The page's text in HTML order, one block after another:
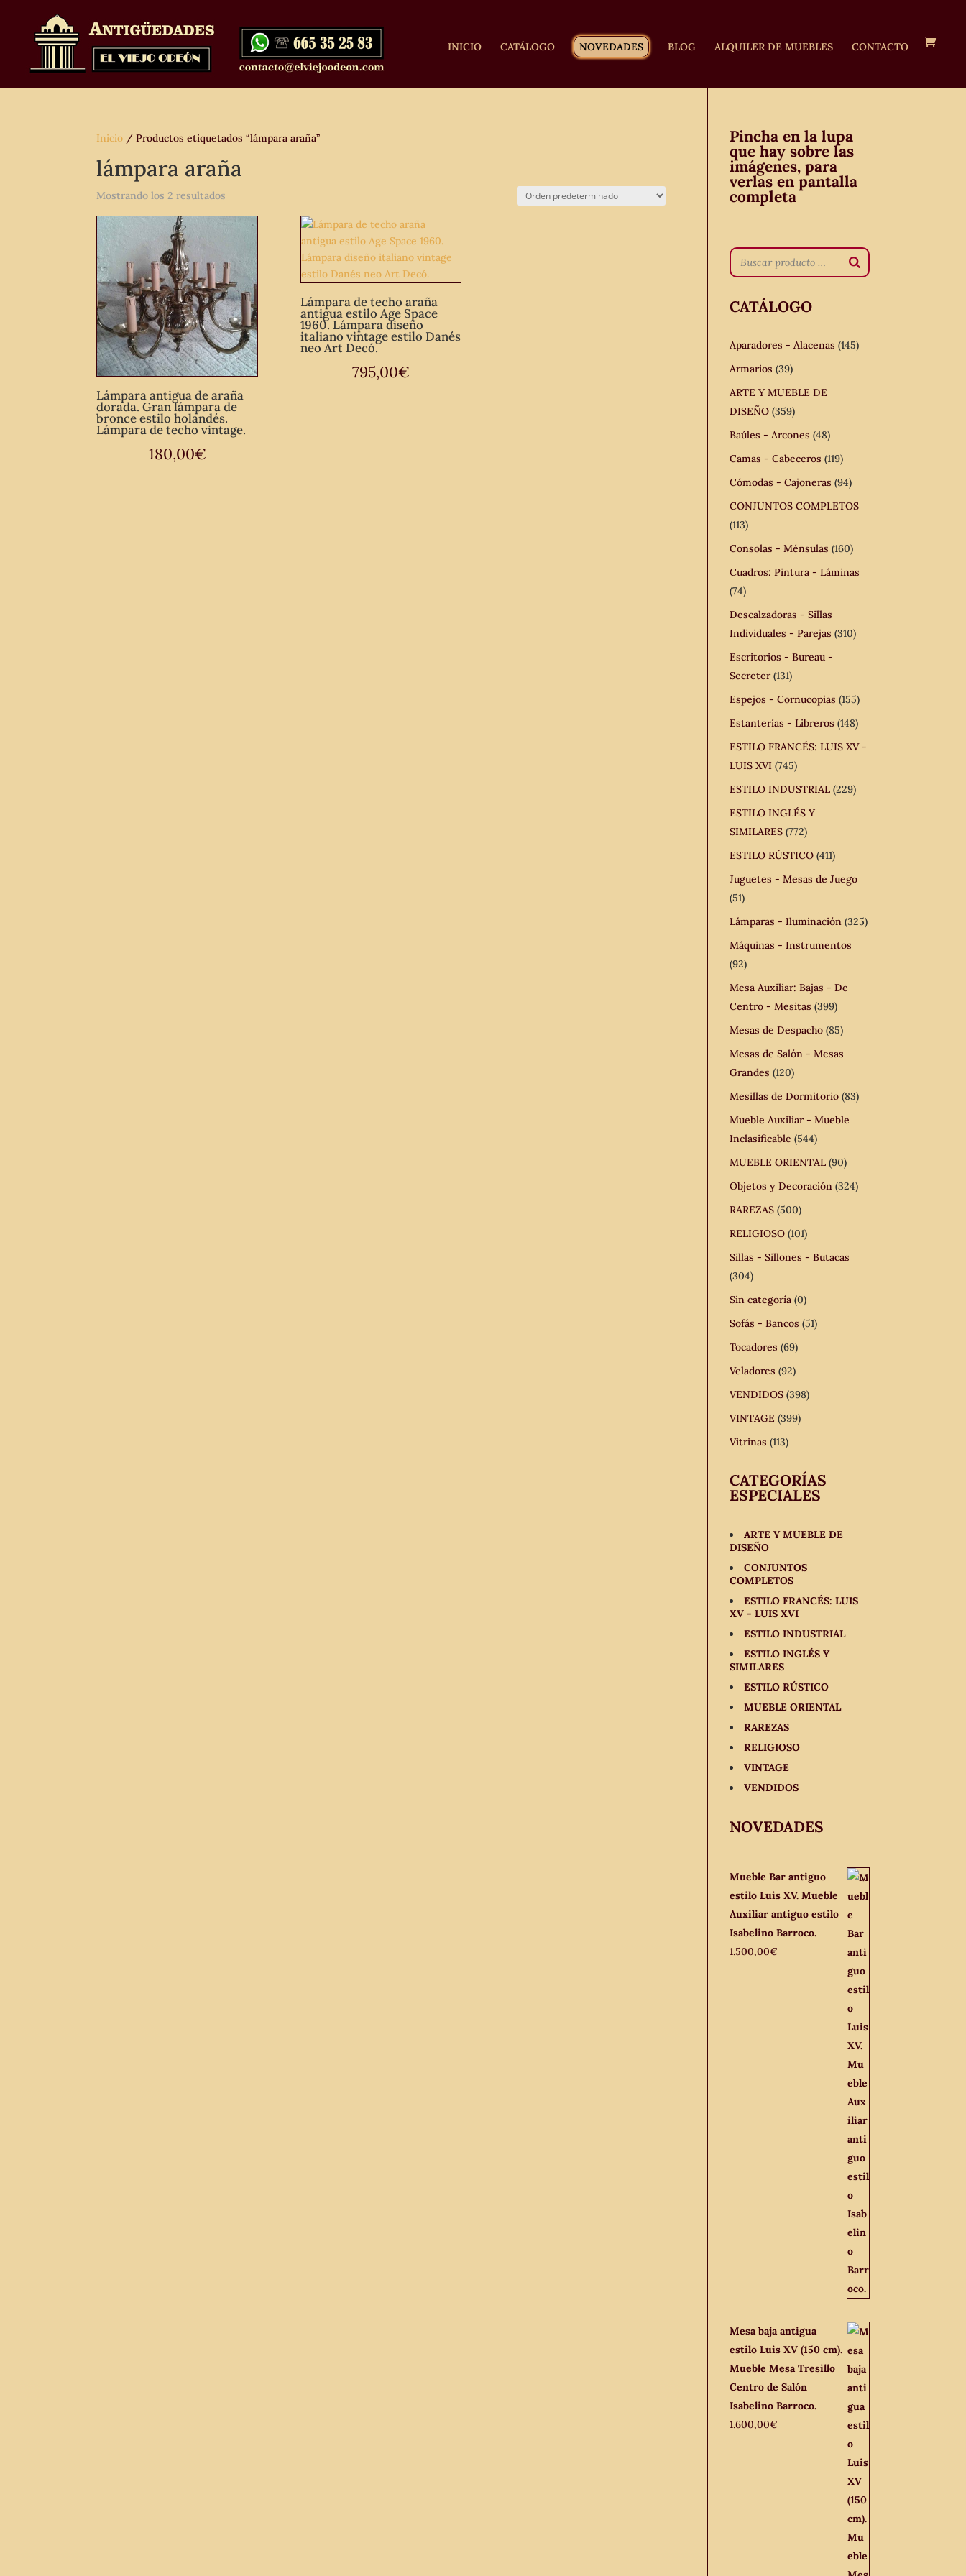
INICIO CATÁLOGO NOVEDADES BLOG ALQUILER DE MUEBLES CONTACTO
Inicio / Productos etiquetados “lámpara araña”
lámpara araña
Mostrando los 2 resultados
Lámpara antigua de araña
dorada. Gran lámpara de
bronce estilo holandés.
Lámpara de techo vintage.
180,00€
Lámpara de techo araña
antigua estilo Age Space
1960. Lámpara diseño
italiano vintage estilo Danés
neo Art Decó.
795,00€
Pincha en la lupa
que hay sobre las
imágenes, para
verlas en pantalla
completa
CATÁLOGO
Aparadores - Alacenas (145)
Armarios (39)
ARTE Y MUEBLE DE
DISEÑO (359)
Baúles - Arcones (48)
Camas - Cabeceros (119)
Cómodas - Cajoneras (94)
CONJUNTOS COMPLETOS
(113)
Consolas - Ménsulas (160)
Cuadros: Pintura - Láminas
(74)
Descalzadoras - Sillas
Individuales - Parejas (310)
Escritorios - Bureau -
Secreter (131)
Espejos - Cornucopias (155)
Estanterías - Libreros (148)
ESTILO FRANCÉS: LUIS XV -
LUIS XVI (745)
ESTILO INDUSTRIAL (229)
ESTILO INGLÉS Y
SIMILARES (772)
ESTILO RÚSTICO (411)
Juguetes - Mesas de Juego
(51)
Lámparas - Iluminación (325)
Máquinas - Instrumentos
(92)
Mesa Auxiliar: Bajas - De
Centro - Mesitas (399)
Mesas de Despacho (85)
Mesas de Salón - Mesas
Grandes (120)
Mesillas de Dormitorio (83)
Mueble Auxiliar - Mueble
Inclasificable (544)
MUEBLE ORIENTAL (90)
Objetos y Decoración (324)
RAREZAS (500)
RELIGIOSO (101)
Sillas - Sillones - Butacas
(304)
Sin categoría (0)
Sofás - Bancos (51)
Tocadores (69)
Veladores (92)
VENDIDOS (398)
VINTAGE (399)
Vitrinas (113)
CATEGORÍAS
ESPECIALES
ARTE Y MUEBLE DE
DISEÑO
CONJUNTOS
COMPLETOS
ESTILO FRANCÉS: LUIS
XV - LUIS XVI
ESTILO INDUSTRIAL
ESTILO INGLÉS Y
SIMILARES
ESTILO RÚSTICO
MUEBLE ORIENTAL
RAREZAS
RELIGIOSO
VINTAGE
VENDIDOS
NOVEDADES
Mueble Bar antiguo
estilo Luis XV. Mueble
Auxiliar antiguo estilo
Isabelino Barroco.
1.500,00€
Mesa baja antigua
estilo Luis XV (150 cm).
Mueble Mesa Tresillo
Centro de Salón
Isabelino Barroco.
1.600,00€